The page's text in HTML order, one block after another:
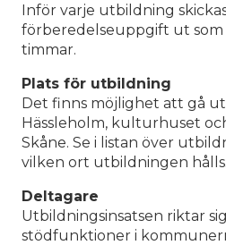
Inför varje utbildning
förberedelseuppgift ut som
timmar.
Plats för utbildning
Det finns möjlighet att gå
Hässleholm, kulturhuset
Skåne. Se i listan över
vilken ort utbildningen hålls.
Deltagare
Utbildningsinsatsen riktar
stödfunktioner i